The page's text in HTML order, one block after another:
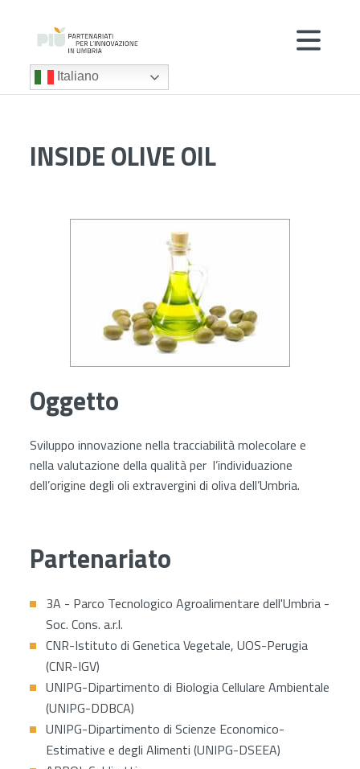
Italiano
INSIDE OLIVE OIL
Oggetto
Sviluppo innovazione nella tracciabilità molecolare e
nella valutazione della qualità per l’individuazione
dell’origine degli oli extravergini di oliva dell’Umbria.
Partenariato
3A - Parco Tecnologico Agroalimentare dell'Umbria -
Soc. Cons. a.r.l.
CNR-Istituto di Genetica Vegetale, UOS-Perugia
(CNR-IGV)
UNIPG-Dipartimento di Biologia Cellulare Ambientale
(UNIPG-DDBCA)
UNIPG-Dipartimento di Scienze Economico-
Estimative e degli Alimenti (UNIPG-DSEEA)